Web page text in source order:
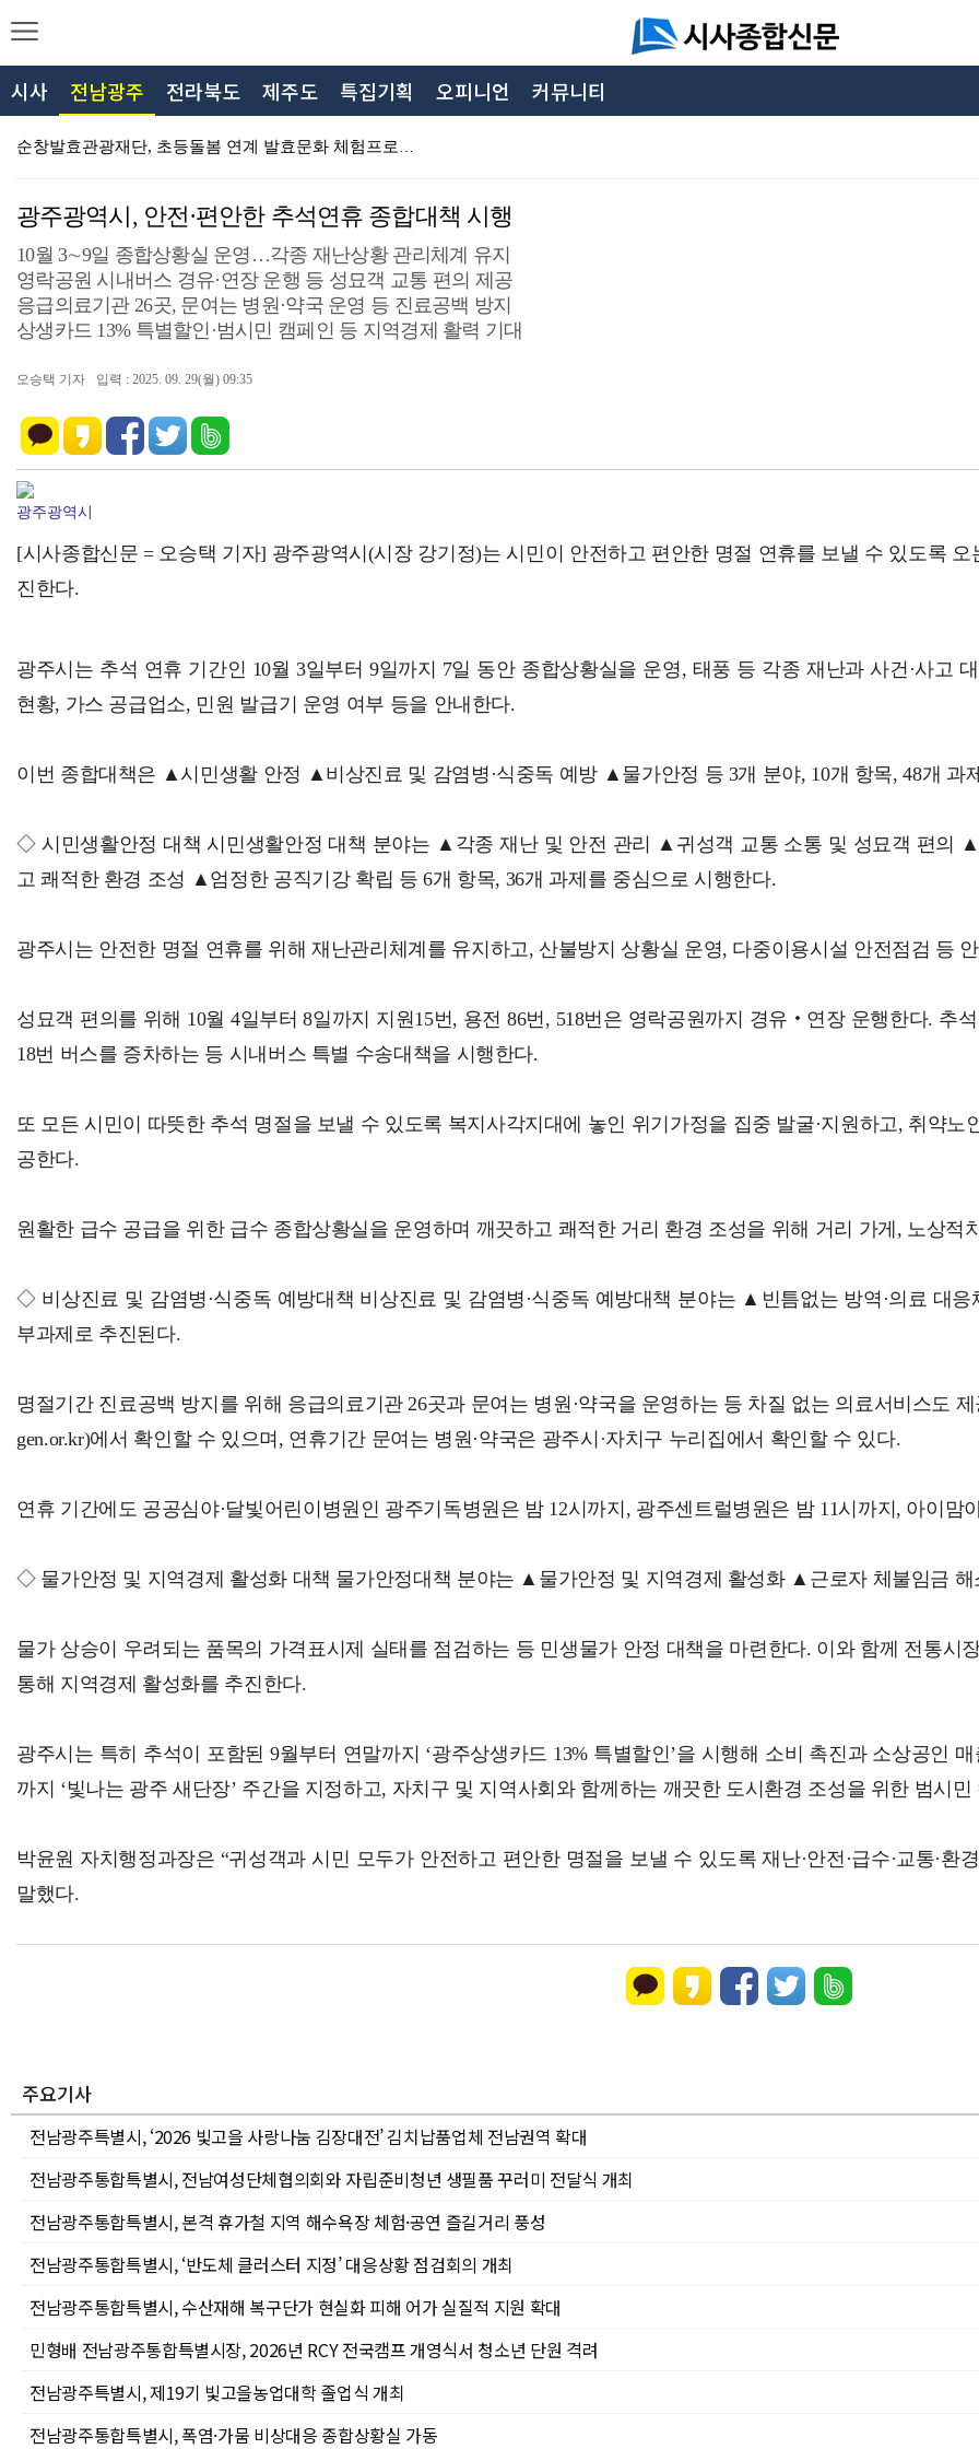
시사 전남광주 전라북도 제주도 특집기획 오피니언 커뮤니티
순창발효관광재단, 초등돌봄 연계 발효문화 체험프로그램 …
전북특별자치도교육청, 수시 대면 집중상담 운영
익산시, 자율방재단과 폭염 대응 무더위쉼터 현장 예찰 …
대한적십자봉사회 부안군협의회, 폭염 극복 얼음물 나눔 …
함께 만드는 지역의 힘, 주민세
제주시, 음식점 재난배상책임보험 가입 갱신 적극 독려
완주군, 2026년 장애인일자리 지원사업 본격 추진
광주광역시, 안전·편안한 추석연휴 종합대책 시행
10월 3∼9일 종합상황실 운영…각종 재난상황 관리체계 유지
영락공원 시내버스 경유·연장 운행 등 성묘객 교통 편의 제공
응급의료기관 26곳, 문여는 병원·약국 운영 등 진료공백 방지
상생카드 13% 특별할인·범시민 캠페인 등 지역경제 활력 기대
오승택 기자 입력 : 2025. 09. 29(월) 09:35
광주광역시
[시사종합신문 = 오승택 기자] 광주광역시(시장 강기정)는 시민이 안전하고 편안한 명절 연휴를 보낼 수 있도록 오
진한다.
광주시는 추석 연휴 기간인 10월 3일부터 9일까지 7일 동안 종합상황실을 운영, 태풍 등 각종 재난과 사건·사고
현황, 가스 공급업소, 민원 발급기 운영 여부 등을 안내한다.
이번 종합대책은 ▲시민생활 안정 ▲비상진료 및 감염병·식중독 예방 ▲물가안정 등 3개 분야, 10개 항목, 48개 과
◇ 시민생활안정 대책 시민생활안정 대책 분야는 ▲각종 재난 및 안전 관리 ▲귀성객 교통 소통 및 성묘객 편
고 쾌적한 환경 조성 ▲엄정한 공직기강 확립 등 6개 항목, 36개 과제를 중심으로 시행한다.
광주시는 안전한 명절 연휴를 위해 재난관리체계를 유지하고, 산불방지 상황실 운영, 다중이용시설 안전점검 등
성묘객 편의를 위해 10월 4일부터 8일까지 지원15번, 용전 86번, 518번은 영락공원까지 경유‧연장 운행한다. 추
18번 버스를 증차하는 등 시내버스 특별 수송대책을 시행한다.
또 모든 시민이 따뜻한 추석 명절을 보낼 수 있도록 복지사각지대에 놓인 위기가정을 집중 발굴·지원하고, 취약노
공한다.
원활한 급수 공급을 위한 급수 종합상황실을 운영하며 깨끗하고 쾌적한 거리 환경 조성을 위해 거리 가게, 노상적
◇ 비상진료 및 감염병·식중독 예방대책 비상진료 및 감염병·식중독 예방대책 분야는 ▲빈틈없는 방역·의료 대
부과제로 추진된다.
명절기간 진료공백 방지를 위해 응급의료기관 26곳과 문여는 병원·약국을 운영하는 등 차질 없는 의료서비스도
gen.or.kr)에서 확인할 수 있으며, 연휴기간 문여는 병원·약국은 광주시·자치구 누리집에서 확인할 수 있다.
연휴 기간에도 공공심야·달빛어린이병원인 광주기독병원은 밤 12시까지, 광주센트럴병원은 밤 11시까지, 아이맘
◇ 물가안정 및 지역경제 활성화 대책 물가안정대책 분야는 ▲물가안정 및 지역경제 활성화 ▲근로자 체불임금 해
물가 상승이 우려되는 품목의 가격표시제 실태를 점검하는 등 민생물가 안정 대책을 마련한다. 이와 함께 전통시
통해 지역경제 활성화를 추진한다.
광주시는 특히 추석이 포함된 9월부터 연말까지 ‘광주상생카드 13% 특별할인’을 시행해 소비 촉진과 소상공인
까지 ‘빛나는 광주 새단장’ 주간을 지정하고, 자치구 및 지역사회와 함께하는 깨끗한 도시환경 조성을 위한 범시
박윤원 자치행정과장은 “귀성객과 시민 모두가 안전하고 편안한 명절을 보낼 수 있도록 재난·안전·급수·교통·환
말했다.
주요기사
전남광주특별시, ‘2026 빛고을 사랑나눔 김장대전’ 김치납품업체 전남권역 확대
전남광주통합특별시, 전남여성단체협의회와 자립준비청년 생필품 꾸러미 전달식 개최
전남광주통합특별시, 본격 휴가철 지역 해수욕장 체험·공연 즐길거리 풍성
전남광주통합특별시, ‘반도체 클러스터 지정’ 대응상황 점검회의 개최
전남광주통합특별시, 수산재해 복구단가 현실화 피해 어가 실질적 지원 확대
민형배 전남광주통합특별시장, 2026년 RCY 전국캠프 개영식서 청소년 단원 격려
전남광주특별시, 제19기 빛고을농업대학 졸업식 개최
전남광주통합특별시, 폭염·가뭄 비상대응 종합상황실 가동